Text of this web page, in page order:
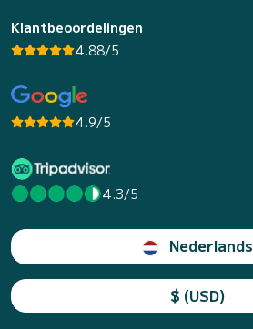
Klantbeoordelingen
4.88/5
4.9/5
4.3/5
Nederlands
$ (USD)